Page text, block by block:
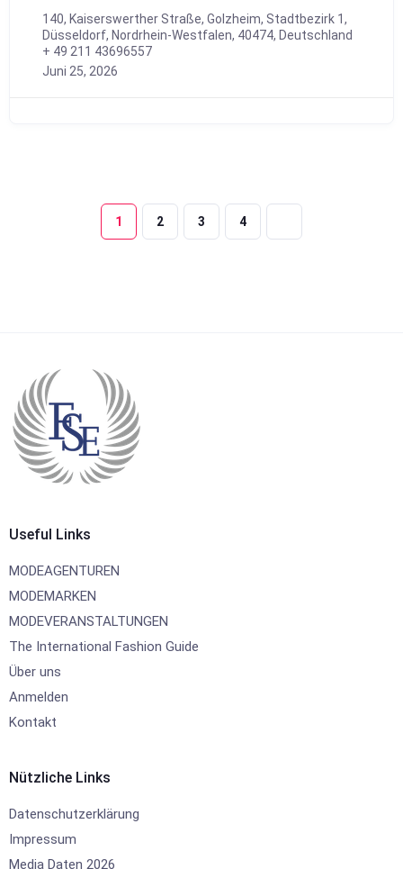
140, Kaiserswerther Straße, Golzheim, Stadtbezirk 1,
Düsseldorf, Nordrhein-Westfalen, 40474, Deutschland
+ 49 211 43696557
Juni 25, 2026
1 2 3 4
Useful Links
MODEAGENTUREN
MODEMARKEN
MODEVERANSTALTUNGEN
The International Fashion Guide
Über uns
Anmelden
Kontakt
Nützliche Links
Datenschutzerklärung
Impressum
Media Daten 2026